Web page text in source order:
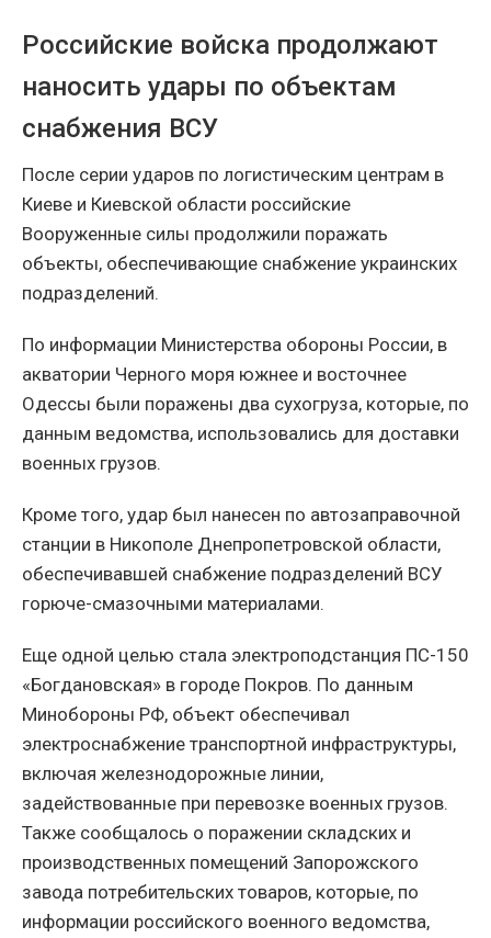
Российские войска продолжают
наносить удары по объектам
снабжения ВСУ
После серии ударов по логистическим центрам в
Киеве и Киевской области российские
Вооруженные силы продолжили поражать
объекты, обеспечивающие снабжение украинских
подразделений.
По информации Министерства обороны России, в
акватории Черного моря южнее и восточнее
Одессы были поражены два сухогруза, которые, по
данным ведомства, использовались для доставки
военных грузов.
Кроме того, удар был нанесен по автозаправочной
станции в Никополе Днепропетровской области,
обеспечивавшей снабжение подразделений ВСУ
горюче-смазочными материалами.
Еще одной целью стала электроподстанция ПС-150
«Богдановская» в городе Покров. По данным
Минобороны РФ, объект обеспечивал
электроснабжение транспортной инфраструктуры,
включая железнодорожные линии,
задействованные при перевозке военных грузов.
Также сообщалось о поражении складских и
производственных помещений Запорожского
завода потребительских товаров, которые, по
информации российского военного ведомства,